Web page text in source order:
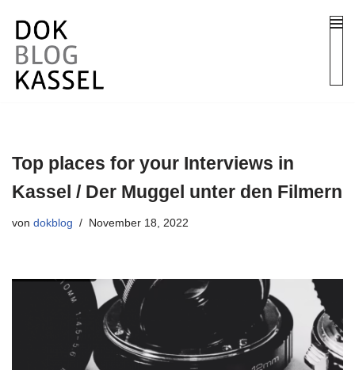
Zum
Inhalt
springen
Top places for your Interviews in
Kassel / Der Muggel unter den Filmern
von dokblog November 18, 2022